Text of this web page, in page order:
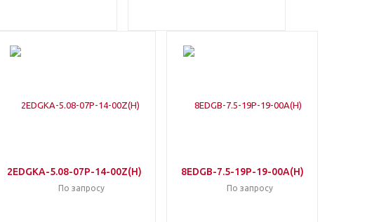
2EDGKA-5.08-07P-14-00Z(H)
По запросу
8EDGB-7.5-19P-19-00A(H)
По запросу